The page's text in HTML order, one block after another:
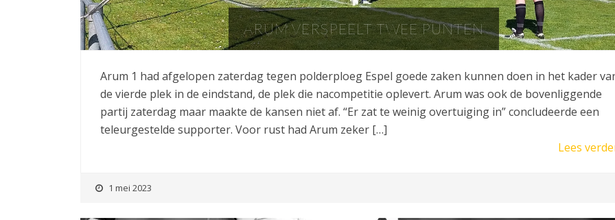
ARUM VERSPEELT TWEE PUNTEN
Arum 1 had afgelopen zaterdag tegen polderploeg Espel goede zaken kunnen doen in het kader
de vierde plek in de eindstand, de plek die nacompetitie oplevert. Arum was ook de bovenliggende
partij zaterdag maar maakte de kansen niet af. “Er zat te weinig overtuiging in” concludeerde een
teleurgestelde supporter. Voor rust had Arum zeker […]
Lees
1 mei 2023